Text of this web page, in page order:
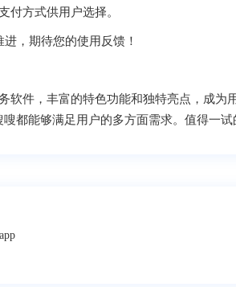
付方式供用户选择。
，期待您的使用反馈！
软件，丰富的特色功能和独特亮点，成
都能够满足用户的多方面需求。值得一